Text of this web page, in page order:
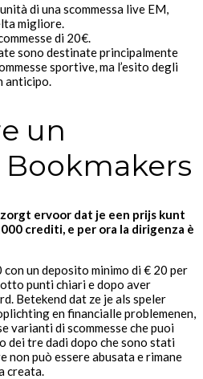
di una scommessa live EM,
migliore.
di 20€.
sono destinate principalmente
sportive, ma l’esito degli
anticipo.
un
ervoor dat je een prijs kunt
crediti, e per ora la dirigenza è
un deposito minimo di € 20 per
punti chiari e dopo aver
Betekend dat ze je als speler
en financialle problemenen,
varianti di scommesse che puoi
dei tre dadi dopo che sono stati
non può essere abusata e rimane
creata.